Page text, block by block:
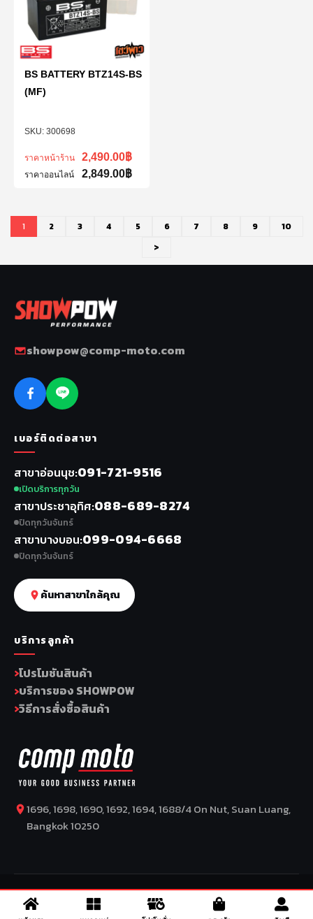
300698
BS BATTERY BTZ14S-BS
(MF)
ราคาหน้าร้าน 2,490.00฿
ราคาออนไลน์ 2,849.00฿
1 2 3 4 5 6 7 8 9
10
>
showpow@comp-moto.com
เบอร์ติดต่อสาขา
สาขาอ่อนนุช 091-721-9516
เปิดบริการทุกวัน
สาขาประชาอุทิศ 088-689-8274
ปิดทุกวันจันทร์
สาขาบางบอน 099-094-6668
ปิดทุกวันจันทร์
ค้นหาสาขาใกล้คุณ
บริการลูกค้า
โปรโมชันสินค้า
บริการของ SHOWPOW
วิธีการสั่งซื้อสินค้า
1696, 1698, 1690, 1692, 1694, 1688/4 On Nut, Suan Luang,
Bangkok 10250
COPYRIGHT BY COMP MOTO CO., LTD © 2026–SuperBike x
SuperDrive– ข่าวรถยนต์ รีวิวรถยนต์ไฟฟ้า ข่าวรถไฟฟ้า ข่าวรถ